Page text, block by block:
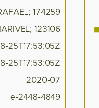
174259
123106
25T17:53:05Z
25T17:53:05Z
2020-07
e-2448-4849